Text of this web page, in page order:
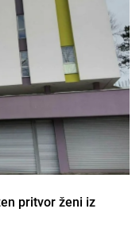
pritvor ženi iz